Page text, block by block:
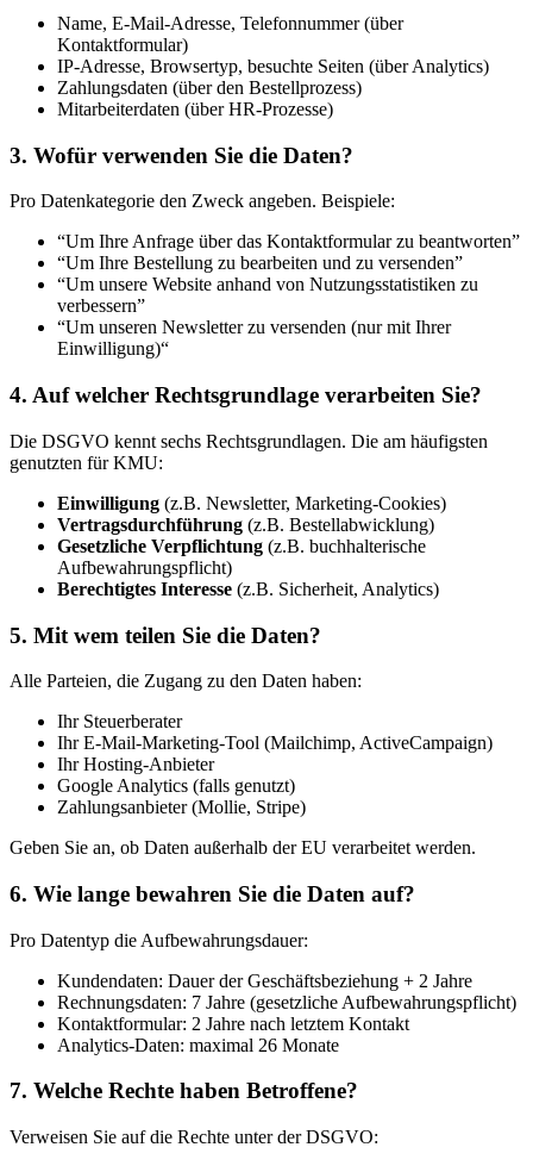
Name, E-Mail-Adresse, Telefonnummer (über
Kontaktformular)
IP-Adresse, Browsertyp, besuchte Seiten (über Analytics)
Zahlungsdaten (über den Bestellprozess)
Mitarbeiterdaten (über HR-Prozesse)
3. Wofür verwenden Sie die Daten?
Pro Datenkategorie den Zweck angeben. Beispiele:
“Um Ihre Anfrage über das Kontaktformular zu beantworten”
“Um Ihre Bestellung zu bearbeiten und zu versenden”
“Um unsere Website anhand von Nutzungsstatistiken zu
verbessern”
“Um unseren Newsletter zu versenden (nur mit Ihrer
Einwilligung)“
4. Auf welcher Rechtsgrundlage verarbeiten Sie?
Die DSGVO kennt sechs Rechtsgrundlagen. Die am häufigsten
genutzten für KMU:
Einwilligung (z.B. Newsletter, Marketing-Cookies)
Vertragsdurchführung (z.B. Bestellabwicklung)
Gesetzliche Verpflichtung (z.B. buchhalterische
Aufbewahrungspflicht)
Berechtigtes Interesse (z.B. Sicherheit, Analytics)
5. Mit wem teilen Sie die Daten?
Alle Parteien, die Zugang zu den Daten haben:
Ihr Steuerberater
Ihr E-Mail-Marketing-Tool (Mailchimp, ActiveCampaign)
Ihr Hosting-Anbieter
Google Analytics (falls genutzt)
Zahlungsanbieter (Mollie, Stripe)
Geben Sie an, ob Daten außerhalb der EU verarbeitet werden.
6. Wie lange bewahren Sie die Daten auf?
Pro Datentyp die Aufbewahrungsdauer:
Kundendaten: Dauer der Geschäftsbeziehung + 2 Jahre
Rechnungsdaten: 7 Jahre (gesetzliche Aufbewahrungspflicht)
Kontaktformular: 2 Jahre nach letztem Kontakt
Analytics-Daten: maximal 26 Monate
7. Welche Rechte haben Betroffene?
Verweisen Sie auf die Rechte unter der DSGVO: